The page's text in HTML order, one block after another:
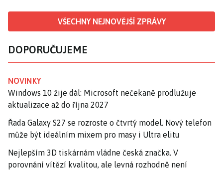
VŠECHNY NEJNOVĚJŠÍ ZPRÁVY
DOPORUČUJEME
NOVINKY
Windows 10 žije dál: Microsoft nečekaně prodlužuje
aktualizace až do října 2027
Řada Galaxy S27 se rozroste o čtvrtý model. Nový telefon
může být ideálním mixem pro masy i Ultra elitu
Nejlepším 3D tiskárnám vládne česká značka. V
porovnání vítězí kvalitou, ale levná rozhodně není